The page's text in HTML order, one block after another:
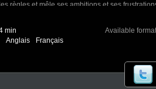
règles et mêle ses ambitions et ses
émouvant. À la manière d’un Abel
son salut mais engagé dans une danse
bord de l’abysse.
min Available
Anglais Français